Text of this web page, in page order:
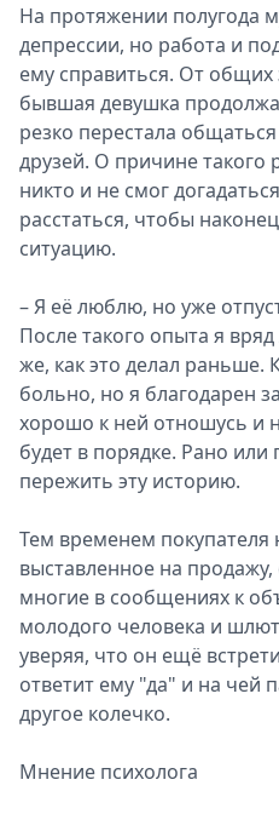
На протяжении полугода
депрессии, но работа и
ему справиться. От общих
бывшая девушка
резко перестала
друзей. О причине такого
никто и не смог
расстаться, чтобы
ситуацию.
– Я её люблю, но уже
После такого опыта я
же, как это делал
больно, но я благодарен
хорошо к ней отношусь и
будет в порядке. Рано
пережить эту историю.
Тем временем покупателя
выставленное на
многие в сообщениях к
молодого человека и
уверяя, что он ещё
ответит ему "да" и на чей
другое колечко.
Мнение психолога